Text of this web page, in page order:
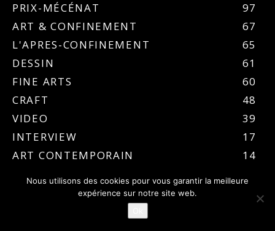
PRIX-MÉCÉNAT
97
ART & CONFINEMENT
67
L'APRES-CONFINEMENT
65
DESSIN
61
FINE ARTS
60
CRAFT
48
VIDEO
39
INTERVIEW
17
ART CONTEMPORAIN
14
ARCHITECTURE
Nous utilisons des cookies pour vous garantir la meilleure
expérience sur notre site web.